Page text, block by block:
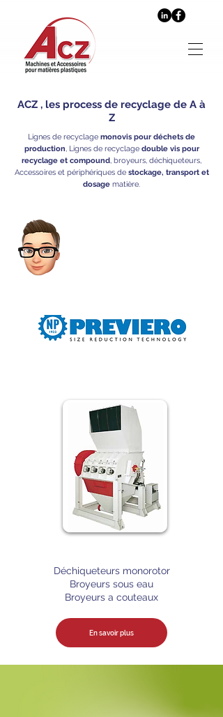
ACZ , les process de recyclage de A à
Z
Lignes de recyclage monovis pour déchets de
production, Lignes de recyclage double vis pour
recyclage et compound, broyeurs, déchiqueteurs,
Accessoires et périphériques de stockage, transport et
dosage matière.
Déchiqueteurs monorotor
Broyeurs sous eau
Broyeurs a couteaux
En savoir plus